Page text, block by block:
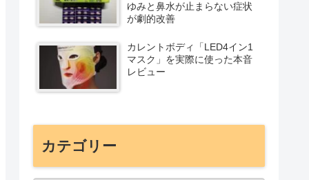
ゆみと鼻水が止まらない症状
が劇的改善
カレントボディ「LED4イン1
マスク」を実際に使った本音
レビュー
カテゴリー